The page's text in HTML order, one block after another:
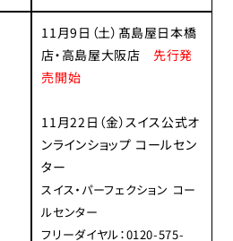
11月9日（土）髙島屋日本橋
店・高島屋大阪店先行発
売開始
11月22日（金）スイス公式オ
ンラインショップ コールセン
ター
スイス・パーフェクション コー
ルセンター
フリーダイヤル：0120-575-